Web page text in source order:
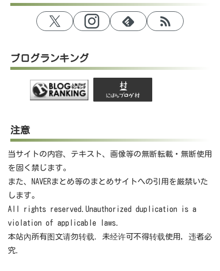
ブログランキング
注意
当サイトの内容、テキスト、画像等の無断転載・無断使用
を固く禁じます。
また、NAVERまとめ等のまとめサイトへの引用を厳禁いた
します。
All rights reserved.Unauthorized duplication is a
violation of applicable laws.
本站內所有图文请勿转载. 未经许可不得转载使用，违者必
究.